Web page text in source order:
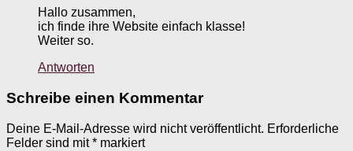
Hallo zusammen,
ich finde ihre Website einfach klasse!
Weiter so.
Antworten
Schreibe einen Kommentar
Deine E-Mail-Adresse wird nicht veröffentlicht. Erforderliche
Felder sind mit* markiert